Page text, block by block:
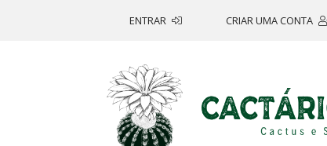
ENTRAR CRIAR UMA CONTA